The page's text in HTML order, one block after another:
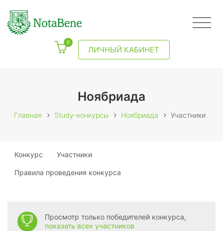
0
ЛИЧНЫЙ КАБИНЕТ
Ноябриада
Главная Study-конкурсы Ноябриада Участники
Конкурс Участники
Правила проведения конкурса
Просмотр только победителей конкурса,
показать всех участников